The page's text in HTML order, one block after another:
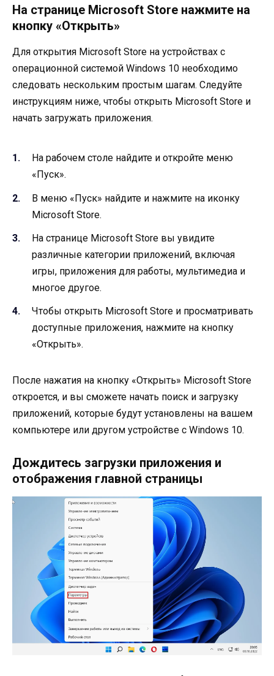
На странице Microsoft Store нажмите на
кнопку «Открыть»
Для открытия Microsoft Store на устройствах с
операционной системой Windows 10 необходимо
следовать нескольким простым шагам. Следуйте
инструкциям ниже, чтобы открыть Microsoft Store и
начать загружать приложения.
На рабочем столе найдите и откройте меню
«Пуск».
В меню «Пуск» найдите и нажмите на иконку
Microsoft Store.
На странице Microsoft Store вы увидите
различные категории приложений, включая
игры, приложения для работы, мультимедиа и
многое другое.
Чтобы открыть Microsoft Store и просматривать
доступные приложения, нажмите на кнопку
«Открыть».
После нажатия на кнопку «Открыть» Microsoft Store
откроется, и вы сможете начать поиск и загрузку
приложений, которые будут установлены на вашем
компьютере или другом устройстве с Windows 10.
Дождитесь загрузки приложения и
отображения главной страницы